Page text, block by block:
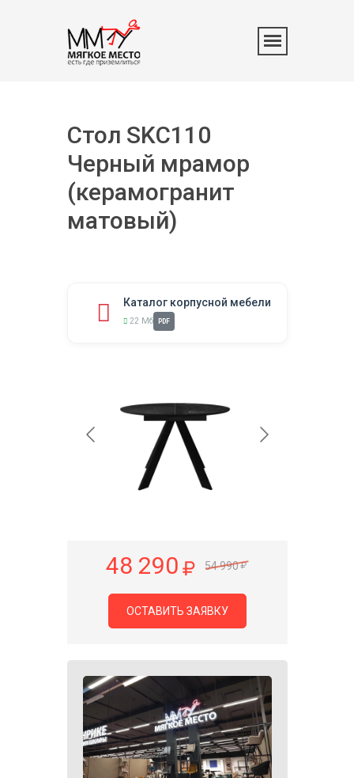
Стол SKC110
Черный мрамор
(керамогранит
матовый)
Каталог корпусной мебели
22 Мб PDF
48 290 54 990
ОСТАВИТЬ ЗАЯВКУ